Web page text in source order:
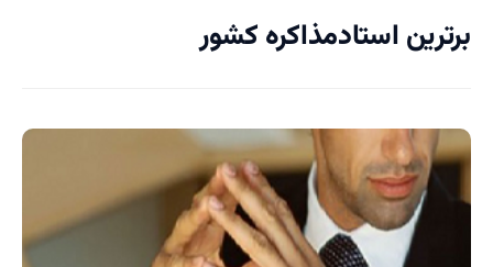
برترین استادمذاکره کشور